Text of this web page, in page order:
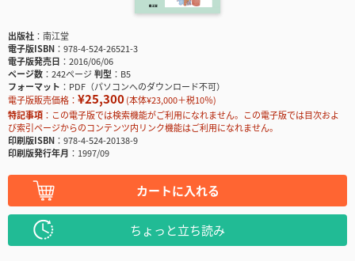
出版社
南江堂
電子版ISBN
978-4-524-26521-3
電子版発売日
2016/06/06
ページ数
242ページ判型
B5
フォーマット
PDF（パソコンへのダウンロード不可）
電子版販売価格： ¥25,300(本体¥23,000＋税10％)
特記事項
この電子版では検索機能がご利用になれません。この電子版では目次およ
び索引ページからのコンテンツ内リンク機能はご利用になれません。
印刷版ISBN
978-4-524-20138-9
印刷版発行年月
1997/09
カートに入れる
ちょっと立ち読み